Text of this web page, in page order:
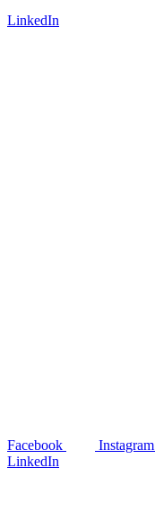
LinkedIn
Facebook
Instagram
LinkedIn